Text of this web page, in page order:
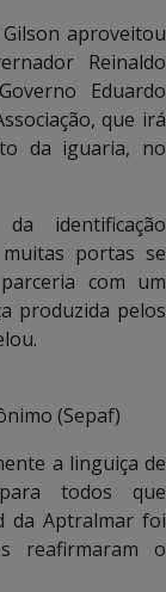
aproveitou
Reinaldo
Eduardo
que irá
da iguaria, no
identificação
portas se
com um
produzida pelos
(Sepaf)
a linguiça de
todos que
da Aptralmar foi
reafirmaram o